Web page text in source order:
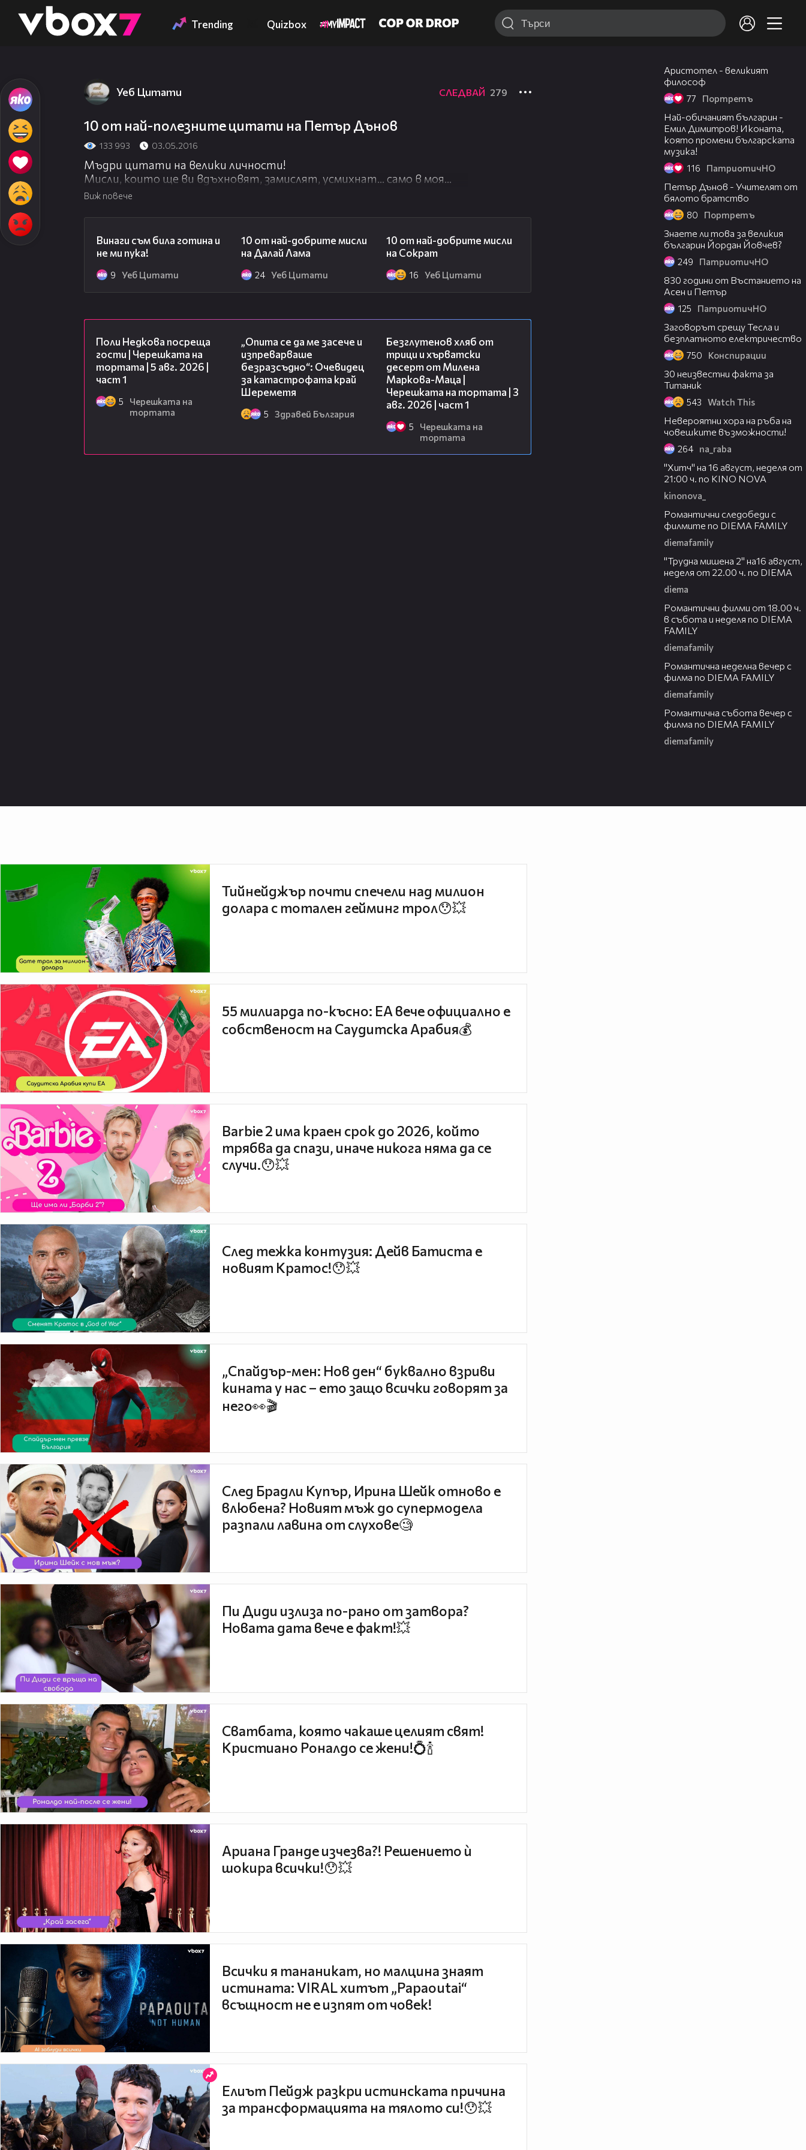
👾 Trending Quizbox
Уеб Цитати СЛЕДВАЙ 279
10 от най-полезните цитати на Петър Дънов
133 993 03.05.2016
Мъдри цитати на велики личности!
Мисли, които ще ви вдъхновят, замислят, усмихнат... само в моя
канал
Виж повече
Винаги съм била готина и
не ми пука!
9 Уеб Цитати
10 от най-добрите мисли
на Далай Лама
24 Уеб Цитати
10 от най-добрите мисли
на Сократ
16 Уеб Цитати
Поли Недкова посреща
гости | Черешката на
тортата | 5 авг. 2026 |
част 1
5
Черешката на
тортата
„Опита се да ме засече и
изпреварваше
безразсъдно“: Очевидец
за катастрофата край
Шереметя
5 Здравей България
Безглутенов хляб от
трици и хърватски
десерт от Милена
Маркова-Маца |
Черешката на тортата | 3
авг. 2026 | част 1
5
Черешката на
тортата
Аристотел - великият
философ
77 Портретъ
Най-обичаният българин -
Емил Димитров! Иконата,
която промени българската
музика!
116 ПатриотичНО
Петър Дънов - Учителят от
бялото братство
80 Портретъ
Знаете ли това за великия
българин Йордан Йовчев?
249 ПатриотичНО
830 години от Въстанието на
Асен и Петър
125 ПатриотичНО
Заговорът срещу Тесла и
безплатното електричество
750 Конспирации
30 неизвестни факта за
Титаник
543 Watch This
Невероятни хора на ръба на
човешките възможности!
264 na_raba
"Хитч" на 16 август, неделя от
21:00 ч. по KINO NOVA
kinonova_
Романтични следобеди с
филмите по DIEMA FAMILY
diemafamily
"Трудна мишена 2" на16 август,
неделя от 22.00 ч. по DIEMA
diema
Романтични филми от 18.00 ч.
в събота и неделя по DIEMA
FAMILY
diemafamily
Романтичнa неделна вечер с
филма по DIEMA FAMILY
diemafamily
Романтичнa събота вечер с
филма по DIEMA FAMILY
diemafamily
Тийнейджър почти спечели над милион
долара с тотален гейминг трол😯💥
55 милиарда по-късно: EA вече официално е
собственост на Саудитска Арабия💰
Barbie 2 има краен срок до 2026, който
трябва да спази, иначе никога няма да се
случи.😯💥
След тежка контузия: Дейв Батиста е
новият Кратос!😯💥
„Спайдър-мен: Нов ден“ буквално взриви
кината у нас – ето защо всички говорят за
него👀🎬
След Брадли Купър, Ирина Шейк отново е
влюбена? Новият мъж до супермодела
разпали лавина от слухове🧐
Пи Диди излиза по-рано от затвора?
Новата дата вече е факт!💥
Сватбата, която чакаше целият свят!
Кристиано Роналдо се жени!💍🍾
Ариана Гранде изчезва?! Решението ѝ
шокира всички!😯💥
Всички я тананикат, но малцина знаят
истината: VIRAL хитът „Papaoutai“
всъщност не е изпят от човек!
Елиът Пейдж разкри истинската причина
за трансформацията на тялото си!😯💥